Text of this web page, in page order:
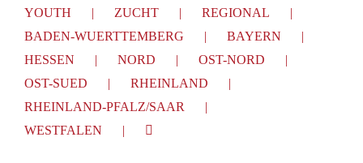
YOUTH
ZUCHT
REGIONAL
BADEN-WUERTTEMBERG
BAYERN
HESSEN
NORD
OST-NORD
OST-SUED
RHEINLAND
RHEINLAND-PFALZ/SAAR
WESTFALEN